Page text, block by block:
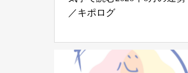
／キポログ